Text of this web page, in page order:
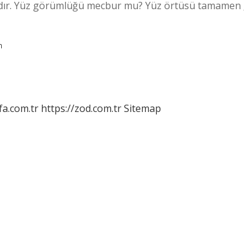
Yüz görümlüğü mecbur mu? Yüz örtüsü
https://zod.com.trSitemap